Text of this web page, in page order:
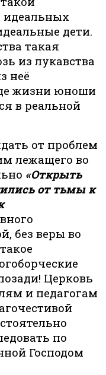
идеальных
дети.
такая
из лукавства
неё
жизни юноши
в реальной
от проблем
лежащего во
«Открыть
от тьмы к
без веры во
Церковь
и педагогам
по
Господом